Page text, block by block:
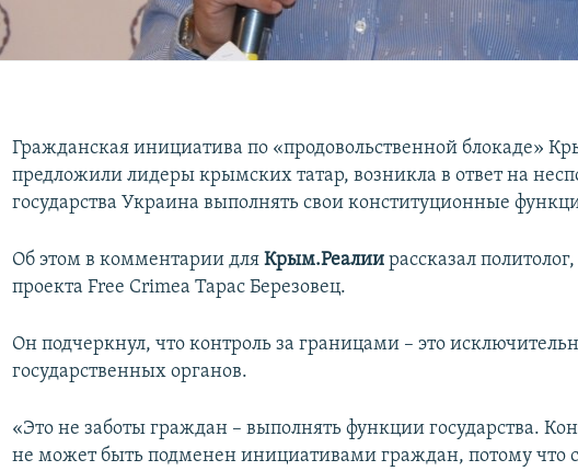
Гражданская инициатива по «продовольственной блокаде»
предложили лидеры крымских татар, возникла в ответ на
государства Украина выполнять свои конституционные
Об этом в комментарии дляКрым.Реалии рассказал
проекта Free Crimea Тарас Березовец.
Он подчеркнул, что контроль за границами – это
государственных органов.
«Это не заботы граждан – выполнять функции государства.
не может быть подменен инициативами граждан, потому что